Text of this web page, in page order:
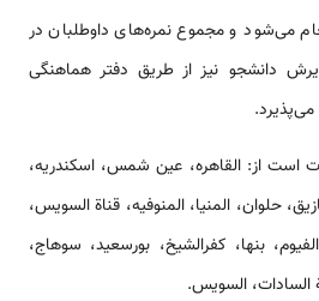
می‌شود و مجموع نمره‌­های داوطلبان در
دانشجو نیز از طریق دفتر هماهنگی
است از: القاهره، عین شمس، اسکندریه،
حلوان، المنیا، المنوفیه، قناة السویس،
بنها، کفرالشیخ، بورسعید، سوهاج،
السادات، السویس.